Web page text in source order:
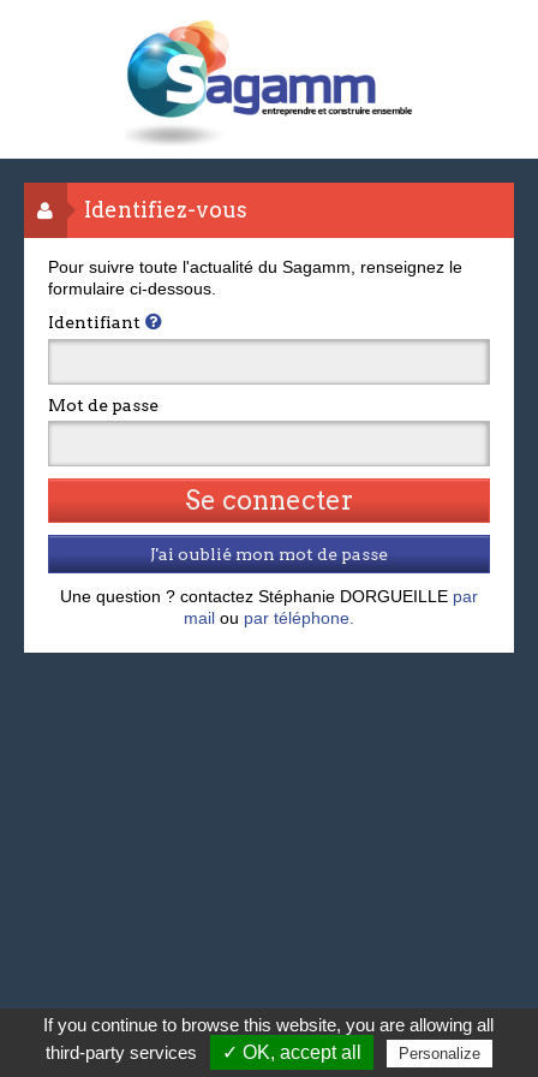
Identifiez-vous
Pour suivre toute l'actualité du Sagamm, renseignez le
formulaire ci-dessous.
Identifiant
Mot de passe
J'ai oublié mon mot de passe
Une question ? contactez Stéphanie DORGUEILLE par
mail ou par téléphone.
If you continue to browse this website, you are allowing all
third-party services
✓ OK, accept all Personalize